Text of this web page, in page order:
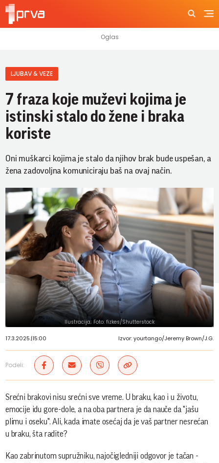
LJUBAV & VEZE
7 fraza koje muževi kojima je
istinski stalo do žene i braka
koriste
Oni muškarci kojima je stalo da njihov brak bude uspešan, a
žena zadovoljna komuniciraju baš na ovaj način.
Ilustracija; Foto: fizkes/Shutterstock
17.3.2025.|15:00 Izvor: yourtango/Jeremy Brown/J.G.
Podeli:
Srećni brakovi nisu srećni sve vreme. U braku, kao i u životu,
emocije idu gore-dole, a na oba partnera je da nauče da "jašu
plimu i oseku". Ali, kada imate osećaj da je vaš partner nesrećan
u braku, šta radite?
Kao zabrinutom supružniku, najočigledniji odgovor je tačan -